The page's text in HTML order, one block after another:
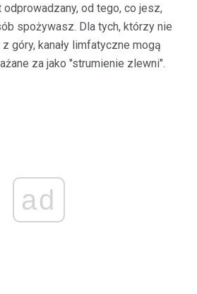
odprowadzany, od tego, co jesz,
spożywasz. Dla tych, którzy nie
góry, kanały limfatyczne mogą
za jako "strumienie zlewni".
ad